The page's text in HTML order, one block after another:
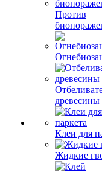
Против
древесины
Клеи для
Жидкие